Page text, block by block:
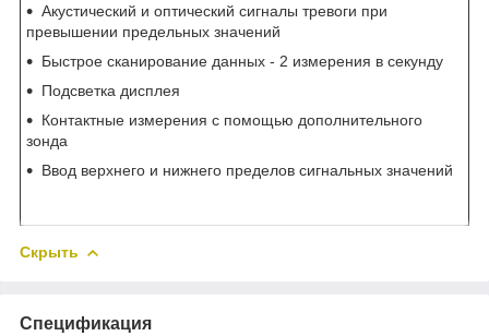
Акустический и оптический сигналы тревоги при
превышении предельных значений
Быстрое сканирование данных - 2 измерения в секунду
Подсветка дисплея
Контактные измерения с помощью дополнительного
зонда
Ввод верхнего и нижнего пределов сигнальных значений
Скрыть
Спецификация